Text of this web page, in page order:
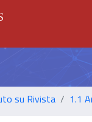
su Rivista 1.1